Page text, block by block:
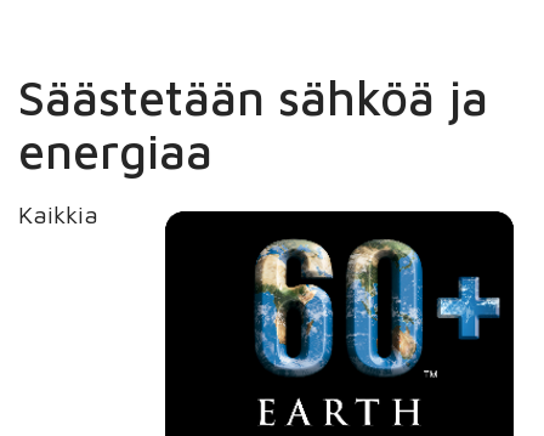
Säästetään sähköä ja
energiaa
Kaikkia